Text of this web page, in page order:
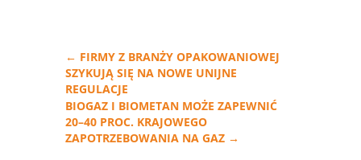
← FIRMY Z BRANŻY OPAKOWANIOWEJ
SZYKUJĄ SIĘ NA NOWE UNIJNE
REGULACJE
BIOGAZ I BIOMETAN MOŻE ZAPEWNIĆ
20–40 PROC. KRAJOWEGO
ZAPOTRZEBOWANIA NA GAZ→